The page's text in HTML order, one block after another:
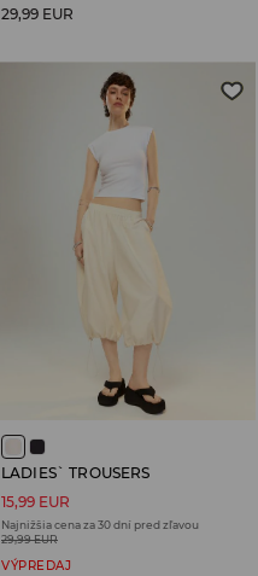
29,99 EUR
LADIES` TROUSERS
15,99 EUR
Najnižšia cena za 30 dní pred zľavou
29,99 EUR
VÝPREDAJ